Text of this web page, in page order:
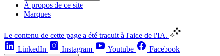
À propos de ce site
Marques
Le contenu de cette page a été traduit à l'aide de l'IA.
LinkedIn
Instagram Youtube Facebook